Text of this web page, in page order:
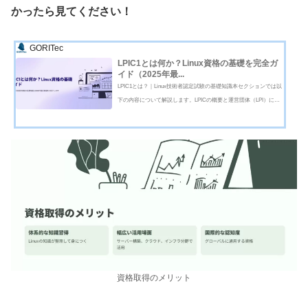
かったら見てください！
GORITec
LPIC1とは何か？Linux資格の基礎を完全ガ
イド（2025年最...
LPIC1とは？｜Linux技術者認定試験の基礎知識本セクションでは以
下の内容について解説します。LPICの概要と運営団体（LPI）につ
関係性｜なぜ学ぶ価値があるのか？LPICの概要と運営団体（LPI）
についてLPIC（Linux Professio...
資格取得のメリット